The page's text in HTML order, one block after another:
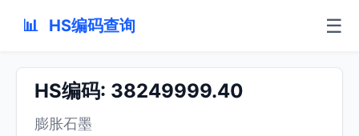
📊 HS编码查询 ☰
HS编码: 38249999.40
膨胀石墨